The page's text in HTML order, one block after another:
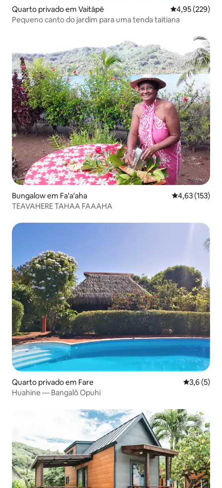
Quarto privado em Vaitāpē Classificação
4,95 (229)
Pequeno canto do jardim para uma tenda taitiana
Bungalow em Fa'a'aha Classificação
4,63 (153)
TEAVAHERE TAHAA FAAAHA
Quarto privado em Fare
3,6 (5)
Huahine — Bangalô Opuhi